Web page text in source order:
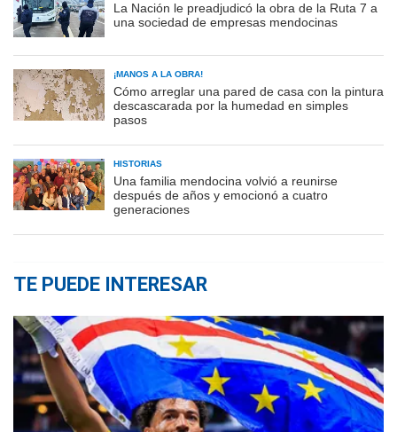
La Nación le preadjudicó la obra de la Ruta 7 a
una sociedad de empresas mendocinas
¡MANOS A LA OBRA!
Cómo arreglar una pared de casa con la pintura
descascarada por la humedad en simples
pasos
HISTORIAS
Una familia mendocina volvió a reunirse
después de años y emocionó a cuatro
generaciones
TE PUEDE INTERESAR